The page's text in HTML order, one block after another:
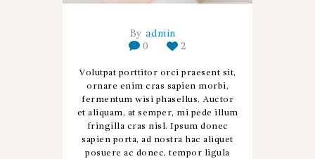
By admin
0
2
Volutpat porttitor orci praesent sit,
ornare enim cras sapien morbi,
fermentum wisi phasellus. Auctor
et aliquam, at semper, mi pede illum
fringilla cras nisl. Ipsum donec
sapien porta, ad nostra hac aliquet
posuere ac donec, tempor ligula